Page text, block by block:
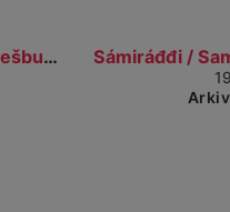
Sámiráđđi / Samerådet, Iešbuvttaduvvon prentehusat...
Gå til detaljvisning